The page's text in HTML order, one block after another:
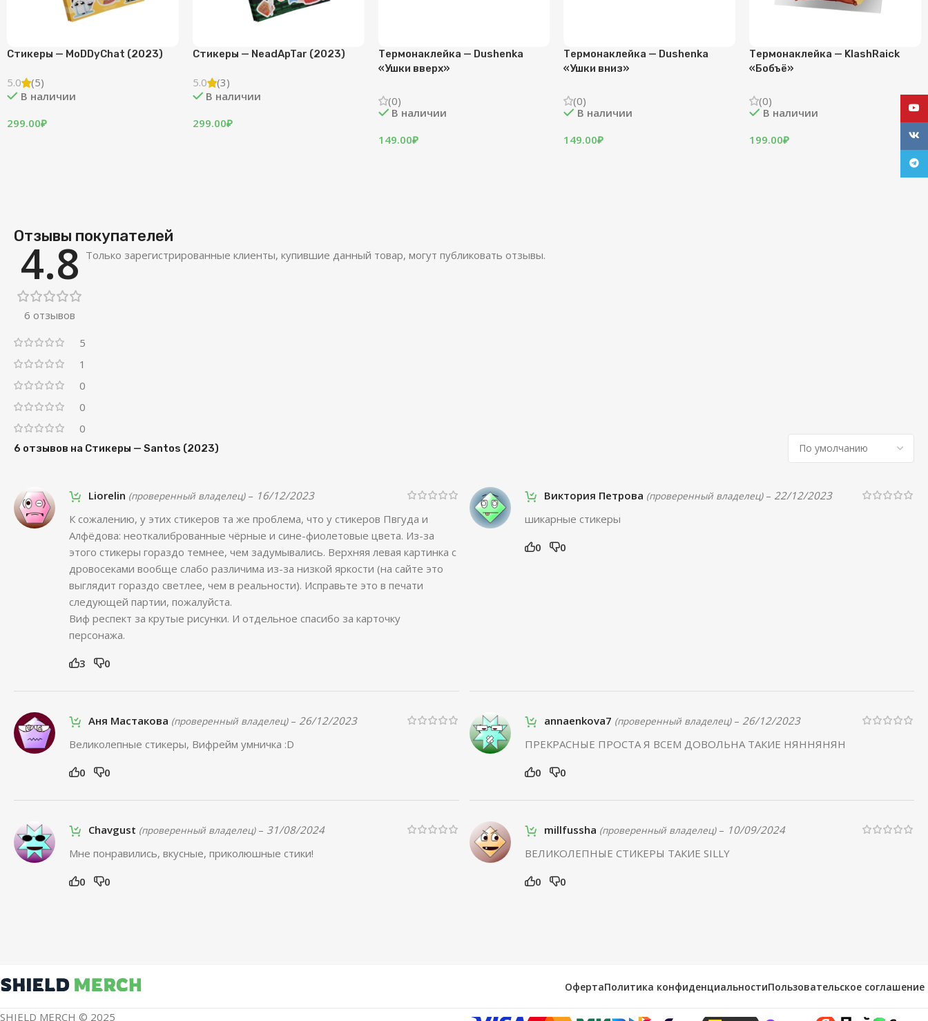
Стикеры — MoDDyChat (2023)
5.0
(5)
В наличии
299.00₽
Стикеры — NeadApTar (2023)
5.0
(3)
В наличии
299.00₽
Термонаклейка — Dushenka
«Ушки вверх»
(0)
В наличии
149.00₽
Термонаклейка — Dushenka
«Ушки вниз»
(0)
В наличии
149.00₽
Термонаклейка — KlashRaick
«Бобъё»
(0)
В наличии
199.00₽
Отзывы покупателей
4.8
6 отзывов
5
1
0
0
0
6 отзывов на Стикеры — Santos (2023)
Liorelin (проверенный владелец) – 16/12/2023
К сожалению, у этих стикеров та же проблема, что у стикеров Пвгуда и
Алфёдова: неоткалиброванные чёрные и сине-фиолетовые цвета. Из-за
этого стикеры гораздо темнее, чем задумывались. Верхняя левая картинка с
дровосеками вообще слабо различима из-за низкой яркости (на сайте это
выглядит гораздо светлее, чем в реальности). Исправьте это в печати
следующей партии, пожалуйста.
Виф респект за крутые рисунки. И отдельное спасибо за карточку
персонажа.
3 0
Виктория Петрова (проверенный владелец) – 22/12/2023
шикарные стикеры
0 0
Аня Мастакова (проверенный владелец) – 26/12/2023
Великолепные стикеры, Вифрейм умничка :D
0 0
annaenkova7 (проверенный владелец) – 26/12/2023
ПРЕКРАСНЫЕ ПРОСТА Я ВСЕМ ДОВОЛЬНА ТАКИЕ НЯННЯНЯН
0 0
Chavgust (проверенный владелец) – 31/08/2024
Мне понравились, вкусные, приколюшные стики!
0 0
millfussha (проверенный владелец) – 10/09/2024
ВЕЛИКОЛЕПНЫЕ СТИКЕРЫ ТАКИЕ SILLY
0 0
Только зарегистрированные клиенты, купившие данный товар, могут публиковать отзывы.
ОфертаПолитика конфиденциальностиПользовательское соглашение
SHIELD MERCH © 2025
VK